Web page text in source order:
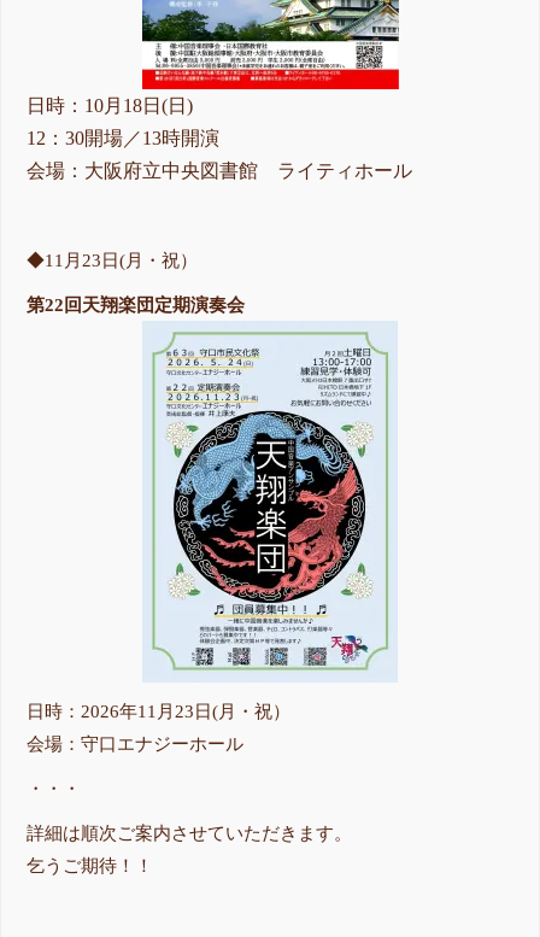
日時：10月18日(日)
12：30開場／13時開演
会場：大阪府立中央図書館 ライティホール
◆11月23日(月・祝）
第22回天翔楽団定期演奏会
日時：2026年11月23日(月・祝）
会場：守口エナジーホール
・・・
詳細は順次ご案内させていただきます。
乞うご期待！！